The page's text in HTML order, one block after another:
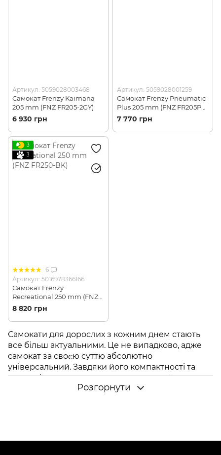
Артикул: 5059028003468
Самокат Frenzy Kaimana
205 mm (FNZ FR205-2GY)
6 930 грн
Артикул: 5059028001259
Самокат Frenzy Pneumatic
Plus 205 mm (FNZ FR205PP-
ML)
7 770 грн
3
3
6
Артикул: 5016978366166
Самокат Frenzy
Recreational 250 mm (FNZ
FR250-BK)
8 820 грн
Самокати для дорослих з кожним днем ​​стають
все більш актуальними. Це не випадково, адже
самокат за своєю суттю абсолютно
універсальний. Завдяки його компактності та
легкості ви зможете використовувати його як
міський транспортний засіб для переміщення в
громадський транспорт.
Розгорнути